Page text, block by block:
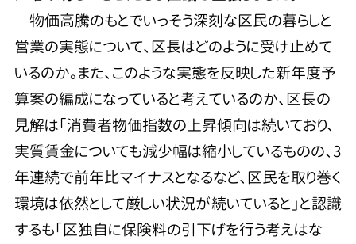
物価高騰のもとでいっそう深刻な区民の暮らしと
営業の実態について、区長はどのように受け止めて
いるのか。また、このような実態を反映した新年度予
算案の編成になっていると考えているのか、区長の
見解は「消費者物価指数の上昇傾向は続いており、
実質賃金についても減少幅は縮小しているものの、3
年連続で前年比マイナスとなるなど、区民を取り巻く
環境は依然として厳しい状況が続いていると」と認識
するも「区独自に保険料の引下げを行う考えはな